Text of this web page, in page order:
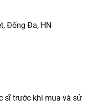
Đống Đa, HN
sĩ trước khi mua và sử